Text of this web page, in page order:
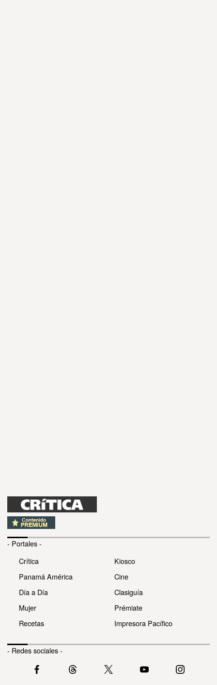
- Portales -
Crítica
Panamá América
Día a Día
Mujer
Recetas
Kiosco
Cine
Clasiguía
Prémiate
Impresora Pacífico
- Redes sociales -